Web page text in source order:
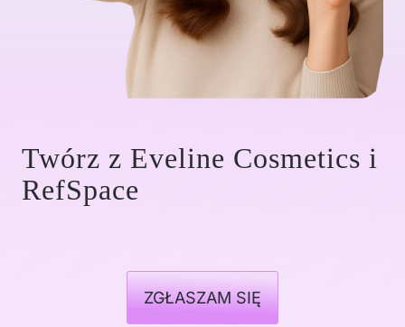
Twórz z Eveline Cosmetics i
RefSpace
ZGŁASZAM SIĘ